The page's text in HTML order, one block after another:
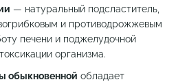
— натуральный подсластитель,
и противодрожжевым
печени и поджелудочной
организма.
обыкновенной обладает